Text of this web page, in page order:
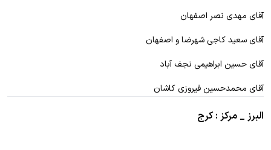
آقای مهدی نصر اصفهان
آقای سعید کاجی شهرضا و اصفهان
آقای حسین ابراهیمی نجف آباد
آقای محمدحسین فیروزی کاشان
البرز _ مرکز : کرج